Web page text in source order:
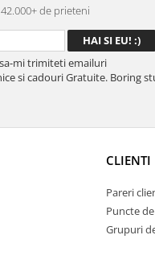
de prieteni
mi trimiteti emailuri
si cadouri Gratuite. Boring
CLIENTI
Pareri
Puncte
Grupuri